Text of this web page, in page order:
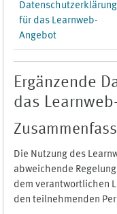
Datenschutzerklärung
für das Learnweb-
Angebot
Ergänzende
das
Die Nutzung des
abweichende
dem verantwortlichen
den teilnehmenden